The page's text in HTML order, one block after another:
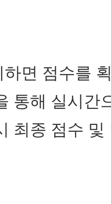
면 점수를
통해 실시간
최종 점수